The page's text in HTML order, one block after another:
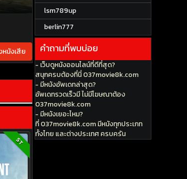
หนังเสีย
ST
lsm789up
berlin777
คำถามที่พบบ่อย
- เว็บดูหนังออนไลน์ที่ดีที่สุด?
สนุกครบต้องที่นี่ 037movie8k.com
- มีหนังอัพเดทล่าสุด?
อัพเดทรวดเร็วมี ไม่มีโฆษณาต้อง
037movie8k.com
- มีหนังเยอะไหม?
ที่ 037movie8k.com มีหนังทุกประเภท
ทั้งไทย และต่างประเทศ ครบครัน